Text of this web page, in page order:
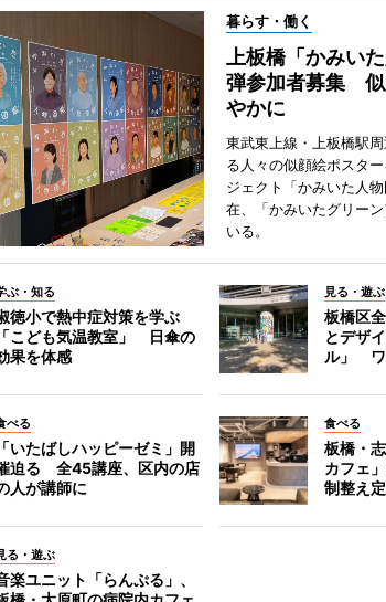
暮らす・働く
上板橋「かみい
弾参加者募集 似
やかに
東武東上線・上板橋駅
る人々の似顔絵ポスタ
ジェクト「かみいた人
在、「かみいたグリー
いる。
ぶ・知る
徳小で熱中症対策を学ぶ
「こども気温教室」 日傘の
果を体感
見る・遊ぶ
板橋区
とデザ
ル」 ワ
べる
「いたばしハッピーゼミ」開
迫る 全45講座、区内の店
人が講師に
食べる
板橋・
カフェ
制整え
る・遊ぶ
楽ユニット「らんぷる」、